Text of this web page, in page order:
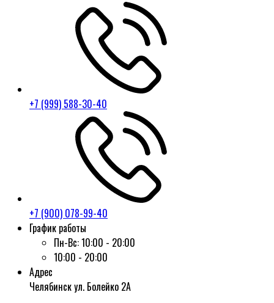
+7 (999) 588-30-40
+7 (900) 078-99-40
График работы
Пн-Вс:10:00 - 20:00
10:00 - 20:00
Адрес
Челябинск ул. Болейко 2А